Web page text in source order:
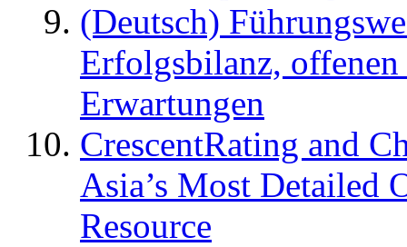
(Deutsch)
Erfolgsbilanz,
Erwartungen
CrescentRating and
Asia’s Most Detailed
Resource